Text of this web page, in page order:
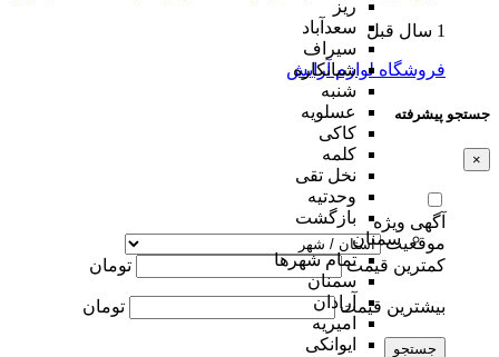
ریز
سعدآباد
سیراف
شبانکاره
شنبه
عسلویه
کاکی
کلمه
نخل تقی
وحدتیه
بازگشت
سمنان
تمام شهر‌ها
سمنان
آرادان
امیریه
ایوانکی
1 سال قبل
فروشگاه لوازم آرایش
جستجو پیشرفته
×
آگهی ویژه
موقعیت
کمترین قیمت
تومان
بیشترین قیمت تومان
جستجو